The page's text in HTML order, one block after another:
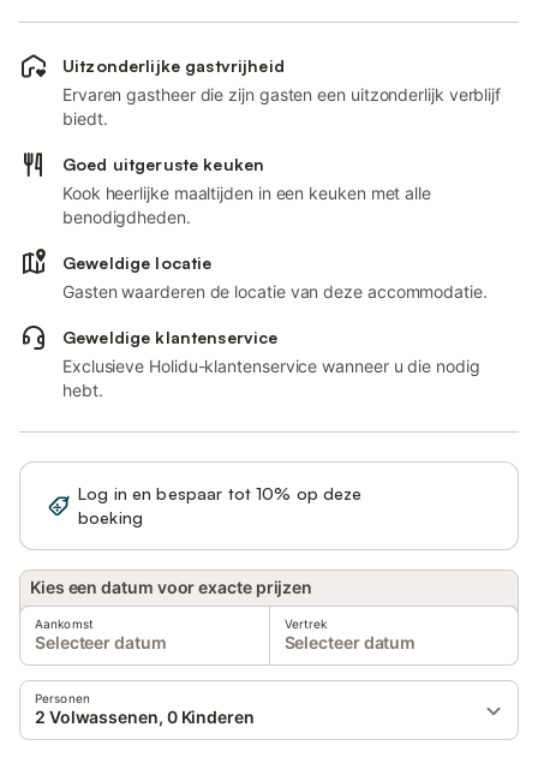
Uitzonderlijke gastvrijheid
Ervaren gastheer die zijn gasten een uitzonderlijk verblijf
biedt.
Goed uitgeruste keuken
Kook heerlijke maaltijden in een keuken met alle
benodigdheden.
Geweldige locatie
Gasten waarderen de locatie van deze accommodatie.
Geweldige klantenservice
Exclusieve Holidu-klantenservice wanneer u die nodig
hebt.
Log in en bespaar tot 10% op deze
boeking
Kies een datum voor exacte prijzen
Aankomst
Selecteer datum
Vertrek
Selecteer datum
Personen
2 Volwassenen, 0 Kinderen